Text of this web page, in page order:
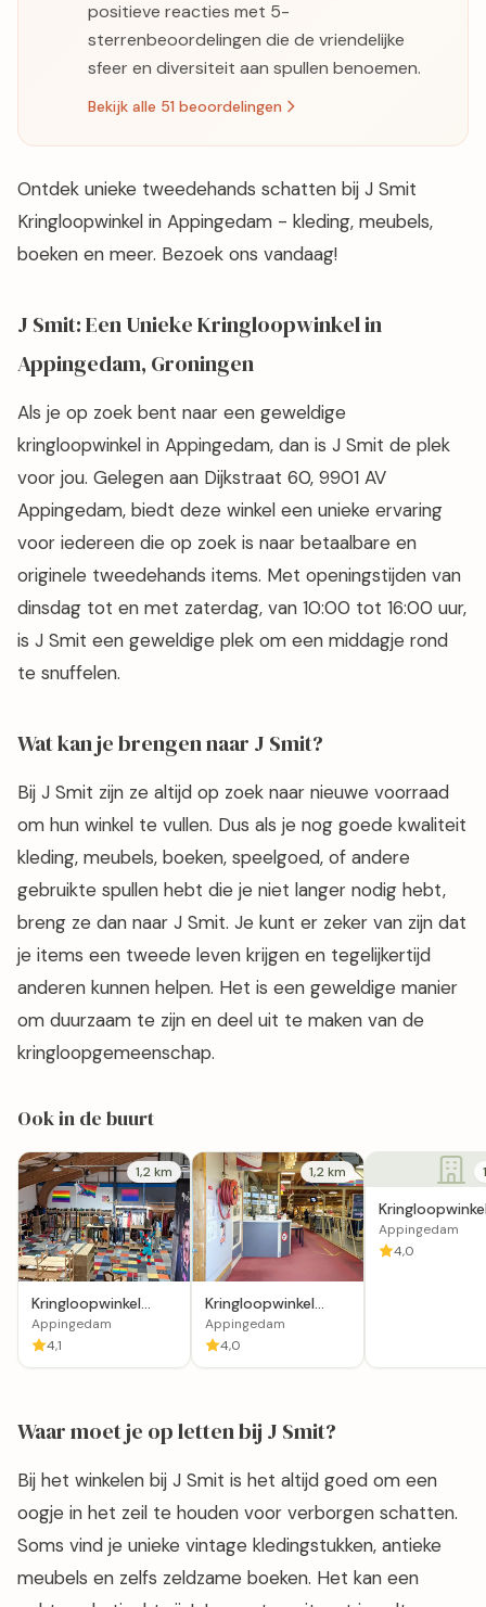
positieve reacties met 5-
sterrenbeoordelingen die de vriendelijke
sfeer en diversiteit aan spullen benoemen.
Bekijk alle 51 beoordelingen
Ontdek unieke tweedehands schatten bij J Smit
Kringloopwinkel in Appingedam - kleding, meubels,
boeken en meer. Bezoek ons vandaag!
J Smit: Een Unieke Kringloopwinkel in
Appingedam, Groningen
Als je op zoek bent naar een geweldige
kringloopwinkel in Appingedam, dan is J Smit de plek
voor jou. Gelegen aan Dijkstraat 60, 9901 AV
Appingedam, biedt deze winkel een unieke ervaring
voor iedereen die op zoek is naar betaalbare en
originele tweedehands items. Met openingstijden van
dinsdag tot en met zaterdag, van 10:00 tot 16:00 uur,
is J Smit een geweldige plek om een ​​middagje rond
te snuffelen.
Wat kan je brengen naar J Smit?
Bij J Smit zijn ze altijd op zoek naar nieuwe voorraad
om hun winkel te vullen. Dus als je nog goede kwaliteit
kleding, meubels, boeken, speelgoed, of andere
gebruikte spullen hebt die je niet langer nodig hebt,
breng ze dan naar J Smit. Je kunt er zeker van zijn dat
je items een tweede leven krijgen en tegelijkertijd
anderen kunnen helpen. Het is een geweldige manier
om duurzaam te zijn en deel uit te maken van de
kringloopgemeenschap.
Ook in de buurt
1,2 km
Kringloopwinkel
Dorcas Winkel
Appingedam
Appingedam
4,1
1,2 km
Kringloopwinkel
Hergebruik Plus in
Appingedam
Appingedam
4,0
Stichting
in Appingedam
Appingedam
4,0
Waar moet je op letten bij J Smit?
Bij het winkelen bij J Smit is het altijd goed om een ​​
oogje in het zeil te houden voor verborgen schatten.
Soms vind je unieke vintage kledingstukken, antieke
meubels en zelfs zeldzame boeken. Het kan een